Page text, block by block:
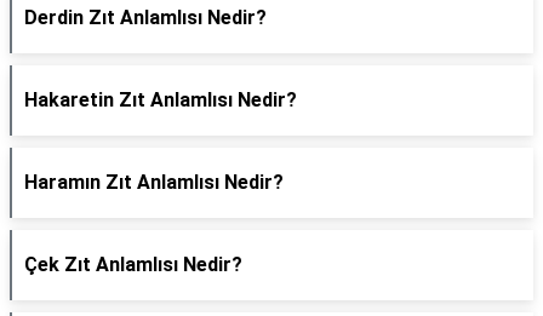
Derdin Zıt Anlamlısı Nedir?
Hakaretin Zıt Anlamlısı Nedir?
Haramın Zıt Anlamlısı Nedir?
Çek Zıt Anlamlısı Nedir?